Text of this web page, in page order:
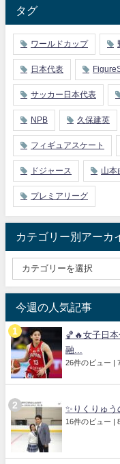
タグ
ワールドカップ
日本代表
サッカー日本代表
NPB 久保建英
フィギュアスケート
ドジャース 山本
プレミアリーグ
カテゴリー別アーカ
今週の人気記事
🏀🔥女子日
融...
26件のビュー
✨りくりゅう
16件のビュー